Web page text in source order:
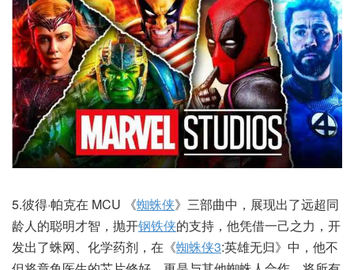
5.彼得·帕克在 MCU 《蜘蛛侠》三部曲中，展现出了远超同
龄人的聪明才智，抛开钢铁侠的支持，他凭借一己之力，开
发出了蛛网、化学药剂，在《蜘蛛侠3:英雄无归》中，他不